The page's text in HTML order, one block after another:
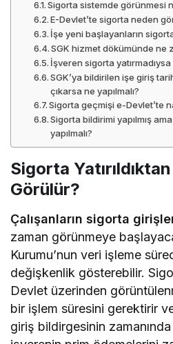
Sigorta sistemde görünmesi
E-Devlet’te sigorta neden
İşe yeni başlayanların
SGK hizmet dökümünde ne
İşveren sigorta
SGK’ya bildirilen işe giriş
çıkarsa ne yapılmalı?
Sigorta geçmişi e-Devlet’te
Sigorta bildirimi yapılmış
yapılmalı?
Sigorta
Görülür?
Çalışanların sigorta
zaman görünmeye
Kurumu’nun veri işleme
değişkenlik gösterebilir.
Devlet üzerinden
bir işlem süresini gerektirir
giriş bildirgesinin zamanında